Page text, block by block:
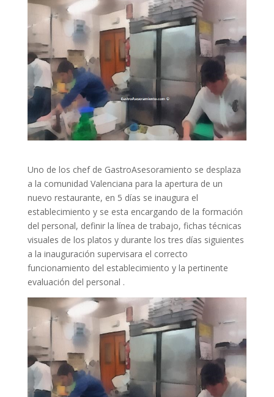
Uno de los chef de GastroAsesoramiento se desplaza
a la comunidad Valenciana para la apertura de un
nuevo restaurante, en 5 días se inaugura el
establecimiento y se esta encargando de la formación
del personal, definir la línea de trabajo, fichas técnicas
visuales de los platos y durante los tres días siguientes
a la inauguración supervisara el correcto
funcionamiento del establecimiento y la pertinente
evaluación del personal .